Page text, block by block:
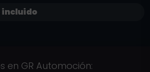
en GR Automoción: